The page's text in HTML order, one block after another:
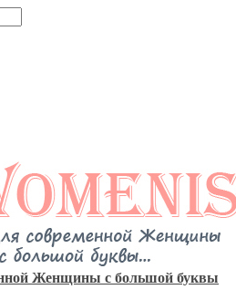
Женщины с большой буквы